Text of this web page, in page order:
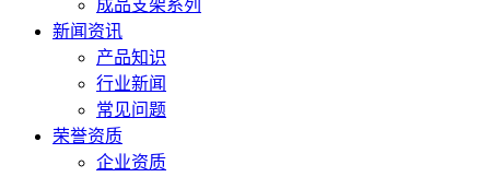
成品支架系列
新闻资讯
产品知识
行业新闻
常见问题
荣誉资质
企业资质